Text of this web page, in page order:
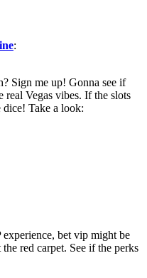
:
Sign me up! Gonna see if
real Vegas vibes. If the slots
Take a look:
bet vip might be
red carpet. See if the perks